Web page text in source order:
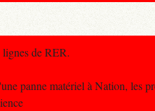
de RER.
panne matériel à Nation, les